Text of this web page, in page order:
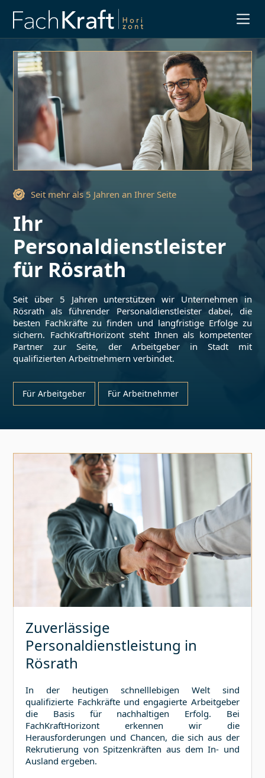
Seit mehr als 5 Jahren an Ihrer Seite
Ihr
Personaldienstleister
für Rösrath
Seit über 5 Jahren unterstützen wir Unternehmen in
Rösrath als führender Personaldienstleister dabei, die
besten Fachkräfte zu finden und langfristige Erfolge zu
sichern. FachKraftHorizont steht Ihnen als kompetenter
Partner zur Seite, der Arbeitgeber in Stadt mit
qualifizierten Arbeitnehmern verbindet.
Für Arbeitgeber Für Arbeitnehmer
Slide 3 of 3.
Zuverlässige
Personaldienstleistung in
Rösrath
In der heutigen schnelllebigen Welt sind
qualifizierte Fachkräfte und engagierte Arbeitgeber
die Basis für nachhaltigen Erfolg. Bei
FachKraftHorizont erkennen wir die
Herausforderungen und Chancen, die sich aus der
Rekrutierung von Spitzenkräften aus dem In- und
Ausland ergeben.